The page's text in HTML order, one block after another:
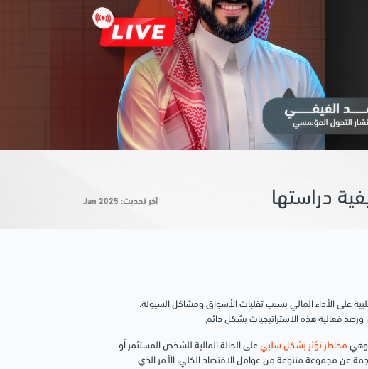
دراستها آخر تحديث: Jan 2025
على الأداء المالي بسبب تقلبات الأسواق ومشاكل السيولة.
ورصد فعالية هذه الاستراتيجيات بشكل دائم.
وهي مخاطر تؤثر بشكل سلبي على الحالة المالية للشخص المستثمر أو
عن مجموعة متنوعة من عوامل الاقتصاد الكلي، الأمر الذي